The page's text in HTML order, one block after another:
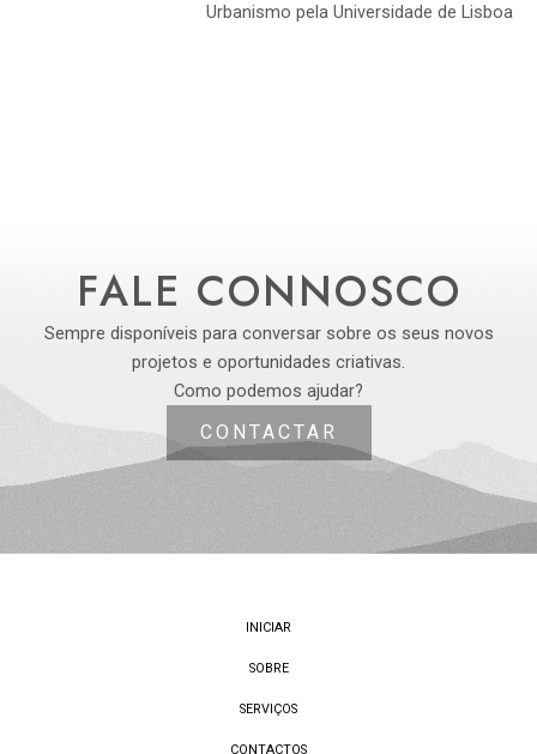
Urbanismo pela Universidade de Lisboa
FALE CONNOSCO
Sempre disponíveis para conversar sobre os seus novos
projetos e oportunidades criativas.
Como podemos ajudar?
CONTACTAR
INICIAR
SOBRE
SERVIÇOS
CONTACTOS